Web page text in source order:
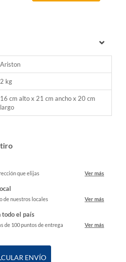
Ariston
2 kg
16 cm alto x 21 cm ancho x 20 cm
largo
que elijas Ver más
de nuestros locales Ver más
todo el país
de 100 puntos de entrega Ver más
ENVÍO